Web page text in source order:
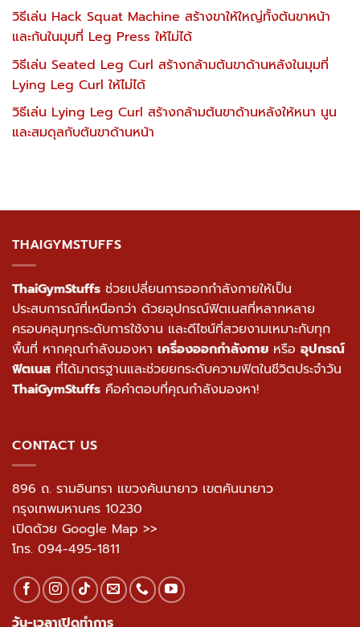
วิธีเล่น Hack Squat Machine สร้างขาให้ใหญ่ทั้งต้นขาหน้า
และก้นในมุมที่ Leg Press ให้ไม่ได้
วิธีเล่น Seated Leg Curl สร้างกล้ามต้นขาด้านหลังในมุมที่
Lying Leg Curl ให้ไม่ได้
วิธีเล่น Lying Leg Curl สร้างกล้ามต้นขาด้านหลังให้หนา นูน
และสมดุลกับต้นขาด้านหน้า
THAIGYMSTUFFS
ThaiGymStuffs ช่วยเปลี่ยนการออกกำลังกายให้เป็น
ประสบการณ์ที่เหนือกว่า ด้วยอุปกรณ์ฟิตเนสที่หลากหลาย
ครอบคลุมทุกระดับการใช้งาน และดีไซน์ที่สวยงามเหมาะกับทุก
พื้นที่ หากคุณกำลังมองหา เครื่องออกกำลังกาย หรือ อุปกรณ์
ฟิตเนส ที่ได้มาตรฐานและช่วยยกระดับความฟิตในชีวิตประจำวัน
ThaiGymStuffs คือคำตอบที่คุณกำลังมองหา!
CONTACT US
896 ถ. รามอินทรา แขวงคันนายาว เขตคันนายาว
กรุงเทพมหานคร 10230
เปิดด้วย Google Map >>
โทร. 094-495-1811
วัน-เวลาเปิดทำการ